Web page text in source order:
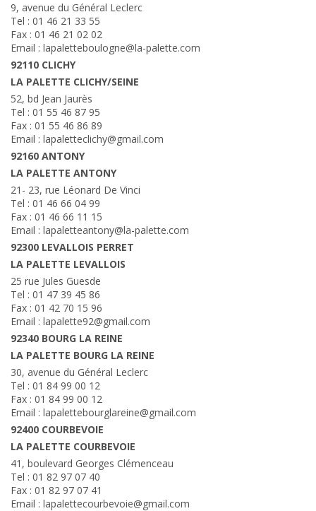
9, avenue du Général Leclerc
Tel : 01 46 21 33 55
Fax : 01 46 21 02 02
Email : lapaletteboulogne@la-palette.com
92110 CLICHY
LA PALETTE CLICHY/SEINE
52, bd Jean Jaurès
Tel : 01 55 46 87 95
Fax : 01 55 46 86 89
Email : lapaletteclichy@gmail.com
92160 ANTONY
LA PALETTE ANTONY
21- 23, rue Léonard De Vinci
Tel : 01 46 66 04 99
Fax : 01 46 66 11 15
Email : lapaletteantony@la-palette.com
92300 LEVALLOIS PERRET
LA PALETTE LEVALLOIS
25 rue Jules Guesde
Tel : 01 47 39 45 86
Fax : 01 42 70 15 96
Email : lapalette92@gmail.com
92340 BOURG LA REINE
LA PALETTE BOURG LA REINE
30, avenue du Général Leclerc
Tel : 01 84 99 00 12
Fax : 01 84 99 00 12
Email : lapalettebourglareine@gmail.com
92400 COURBEVOIE
LA PALETTE COURBEVOIE
41, boulevard Georges Clémenceau
Tel : 01 82 97 07 40
Fax : 01 82 97 07 41
Email : lapalettecourbevoie@gmail.com